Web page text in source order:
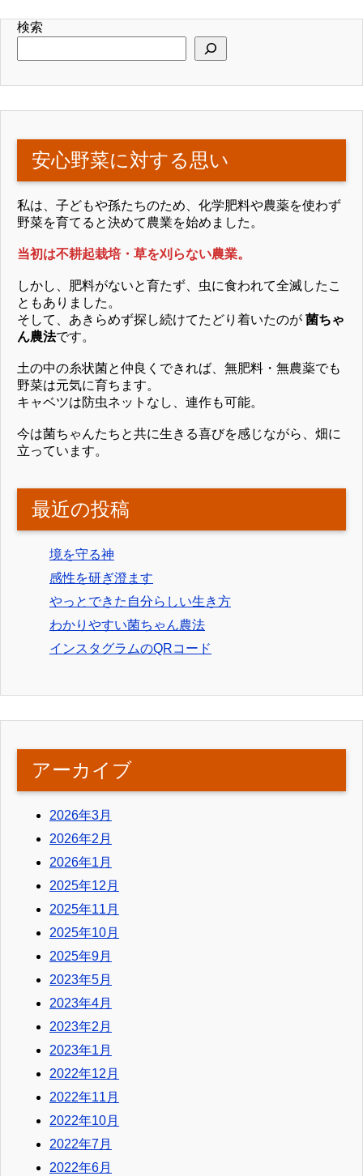
検索
安心野菜に対する思い
私は、子どもや孫たちのため、化学肥料や農薬を使わず
野菜を育てると決めて農業を始めました。
当初は不耕起栽培・草を刈らない農業。
しかし、肥料がないと育たず、虫に食われて全滅したこ
ともありました。
そして、あきらめず探し続けてたどり着いたのが 菌ちゃ
ん農法です。
土の中の糸状菌と仲良くできれば、無肥料・無農薬でも
野菜は元気に育ちます。
キャベツは防虫ネットなし、連作も可能。
今は菌ちゃんたちと共に生きる喜びを感じながら、畑に
立っています。
最近の投稿
境を守る神
感性を研ぎ澄ます
やっとできた自分らしい生き方
わかりやすい菌ちゃん農法
インスタグラムのQRコード
アーカイブ
2026年3月
2026年2月
2026年1月
2025年12月
2025年11月
2025年10月
2025年9月
2023年5月
2023年4月
2023年2月
2023年1月
2022年12月
2022年11月
2022年10月
2022年7月
2022年6月